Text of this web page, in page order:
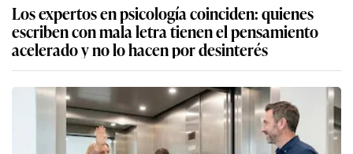
Los expertos en psicología coinciden: quienes
escriben con mala letra tienen el pensamiento
acelerado y no lo hacen por desinterés